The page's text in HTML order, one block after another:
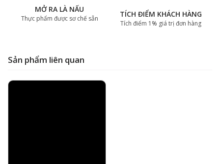
MỞ RA LÀ NẤU
Thực phẩm được sơ chế sẵn TÍCH ĐIỂM KHÁCH HÀNG
Tích điểm 1% giá trị đơn hàng
Sản phẩm liên quan